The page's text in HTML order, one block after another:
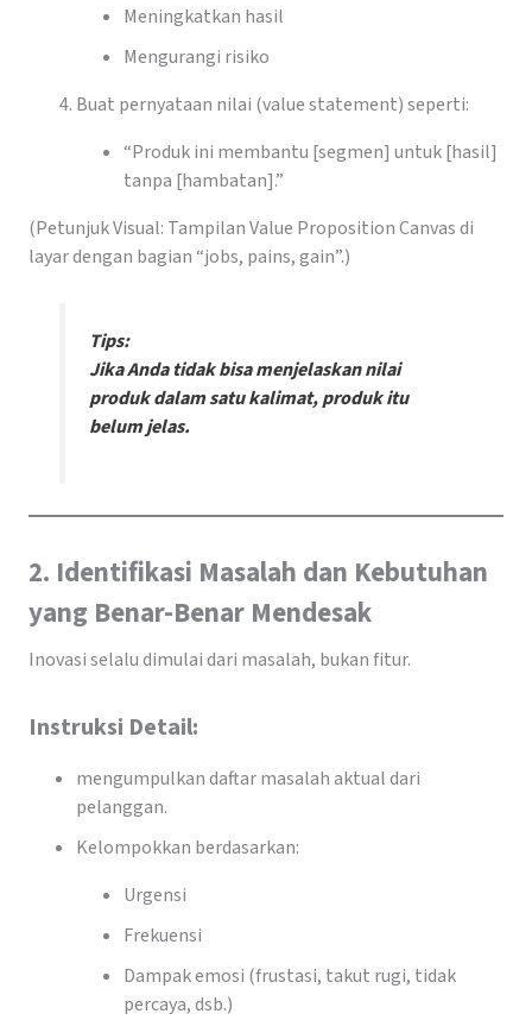
Meningkatkan hasil
Mengurangi risiko
Buat pernyataan nilai (value statement) seperti:
“Produk ini membantu [segmen] untuk [hasil]
tanpa [hambatan].”
(Petunjuk Visual: Tampilan Value Proposition Canvas di
layar dengan bagian “jobs, pains, gain”.)
Tips:
Jika Anda tidak bisa menjelaskan nilai
produk dalam satu kalimat, produk itu
belum jelas.
2. Identifikasi Masalah dan Kebutuhan
yang Benar-Benar Mendesak
Inovasi selalu dimulai dari masalah, bukan fitur.
Instruksi Detail:
mengumpulkan daftar masalah aktual dari
pelanggan.
Kelompokkan berdasarkan:
Urgensi
Frekuensi
Dampak emosi (frustasi, takut rugi, tidak
percaya, dsb.)